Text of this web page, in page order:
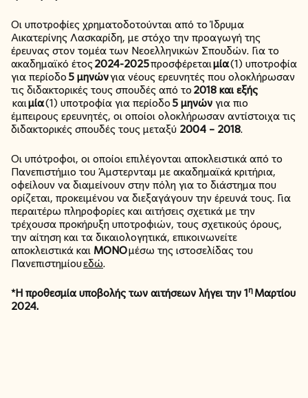
Οι υποτροφίες χρηματοδοτούνται από το Ίδρυμα
Αικατερίνης Λασκαρίδη, με στόχο την προαγωγή της
έρευνας στον τομέα των Νεοελληνικών Σπουδών. Για το
ακαδημαϊκό έτος2024-2025προσφέρεταιμία(1) υποτροφία
για περίοδο5 μηνώνγια νέους ερευνητές που ολοκλήρωσαν
τις διδακτορικές τους σπουδές από το2018 και εξής
καιμία(1) υποτροφία για περίοδο5 μηνώνγια πιο
έμπειρους ερευνητές, οι οποίοι ολοκλήρωσαν αντίστοιχα τις
διδακτορικές σπουδές τους μεταξύ 2004 – 2018.
Οι υπότροφοι, οι οποίοι επιλέγονται αποκλειστικά από το
Πανεπιστήμιο του Άμστερνταμ με ακαδημαϊκά κριτήρια,
οφείλουν να διαμείνουν στην πόλη για το διάστημα που
ορίζεται, προκειμένου να διεξαγάγουν την έρευνά τους. Για
περαιτέρω πληροφορίες και αιτήσεις σχετικά με την
τρέχουσα προκήρυξη υποτροφιών, τους σχετικούς όρους,
την αίτηση και τα δικαιολογητικά, επικοινωνείτε
αποκλειστικά και ΜΟΝΟμέσω της ιστοσελίδας του
Πανεπιστημίουεδώ.
*Η προθεσμία υποβολής των αιτήσεων λήγει την 1η Μαρτίου
2024.